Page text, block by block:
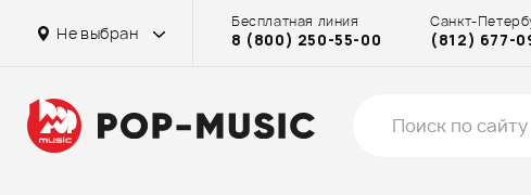
Не выбран
Бесплатная линия
8 (800) 250-55-00
Санкт-
(812) 677-
на Рубинштейна
в г. Химки